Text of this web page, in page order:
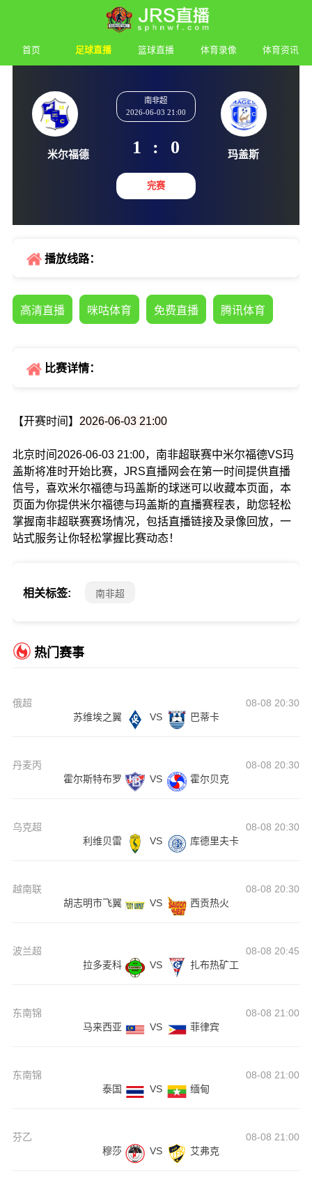
首页 足球直播 篮球直播 体育录像 体育资讯
南非超
1 :
完赛
播放线路：
高清直播 咪咕体育 免费直播 腾讯体育
比赛详情：
【开赛时间】 2026-06-03 21:00
北京时间2026-06-03 21:00，南非超联赛中米尔福德VS玛
盖斯将准时开始比赛，JRS直播网会在第一时间提供直播
信号，喜欢米尔福德与玛盖斯的球迷可以收藏本页面，本
页面为你提供米尔福德与玛盖斯的直播赛程表，助您轻松
掌握南非超联赛赛场情况，包括直播链接及录像回放，一
站式服务让你轻松掌握比赛动态！
相关标签: 南非超
热门赛事
俄超
08-08 20:30
苏维埃之翼
VS 巴蒂卡
丹麦丙
08-08 20:30
霍尔斯特布罗
VS 霍尔贝克
乌克超
08-08 20:30
利维贝雷
VS 库德里夫卡
越南联
08-08 20:30
胡志明市飞翼
VS 西贡热火
波兰超
08-08 20:45
拉多麦科
VS 扎布热矿工
东南锦
08-08 21:00
马来西亚
VS 菲律宾
东南锦
08-08 21:00
泰国
VS 缅甸
芬乙
08-08 21:00
穆莎
VS 艾弗克